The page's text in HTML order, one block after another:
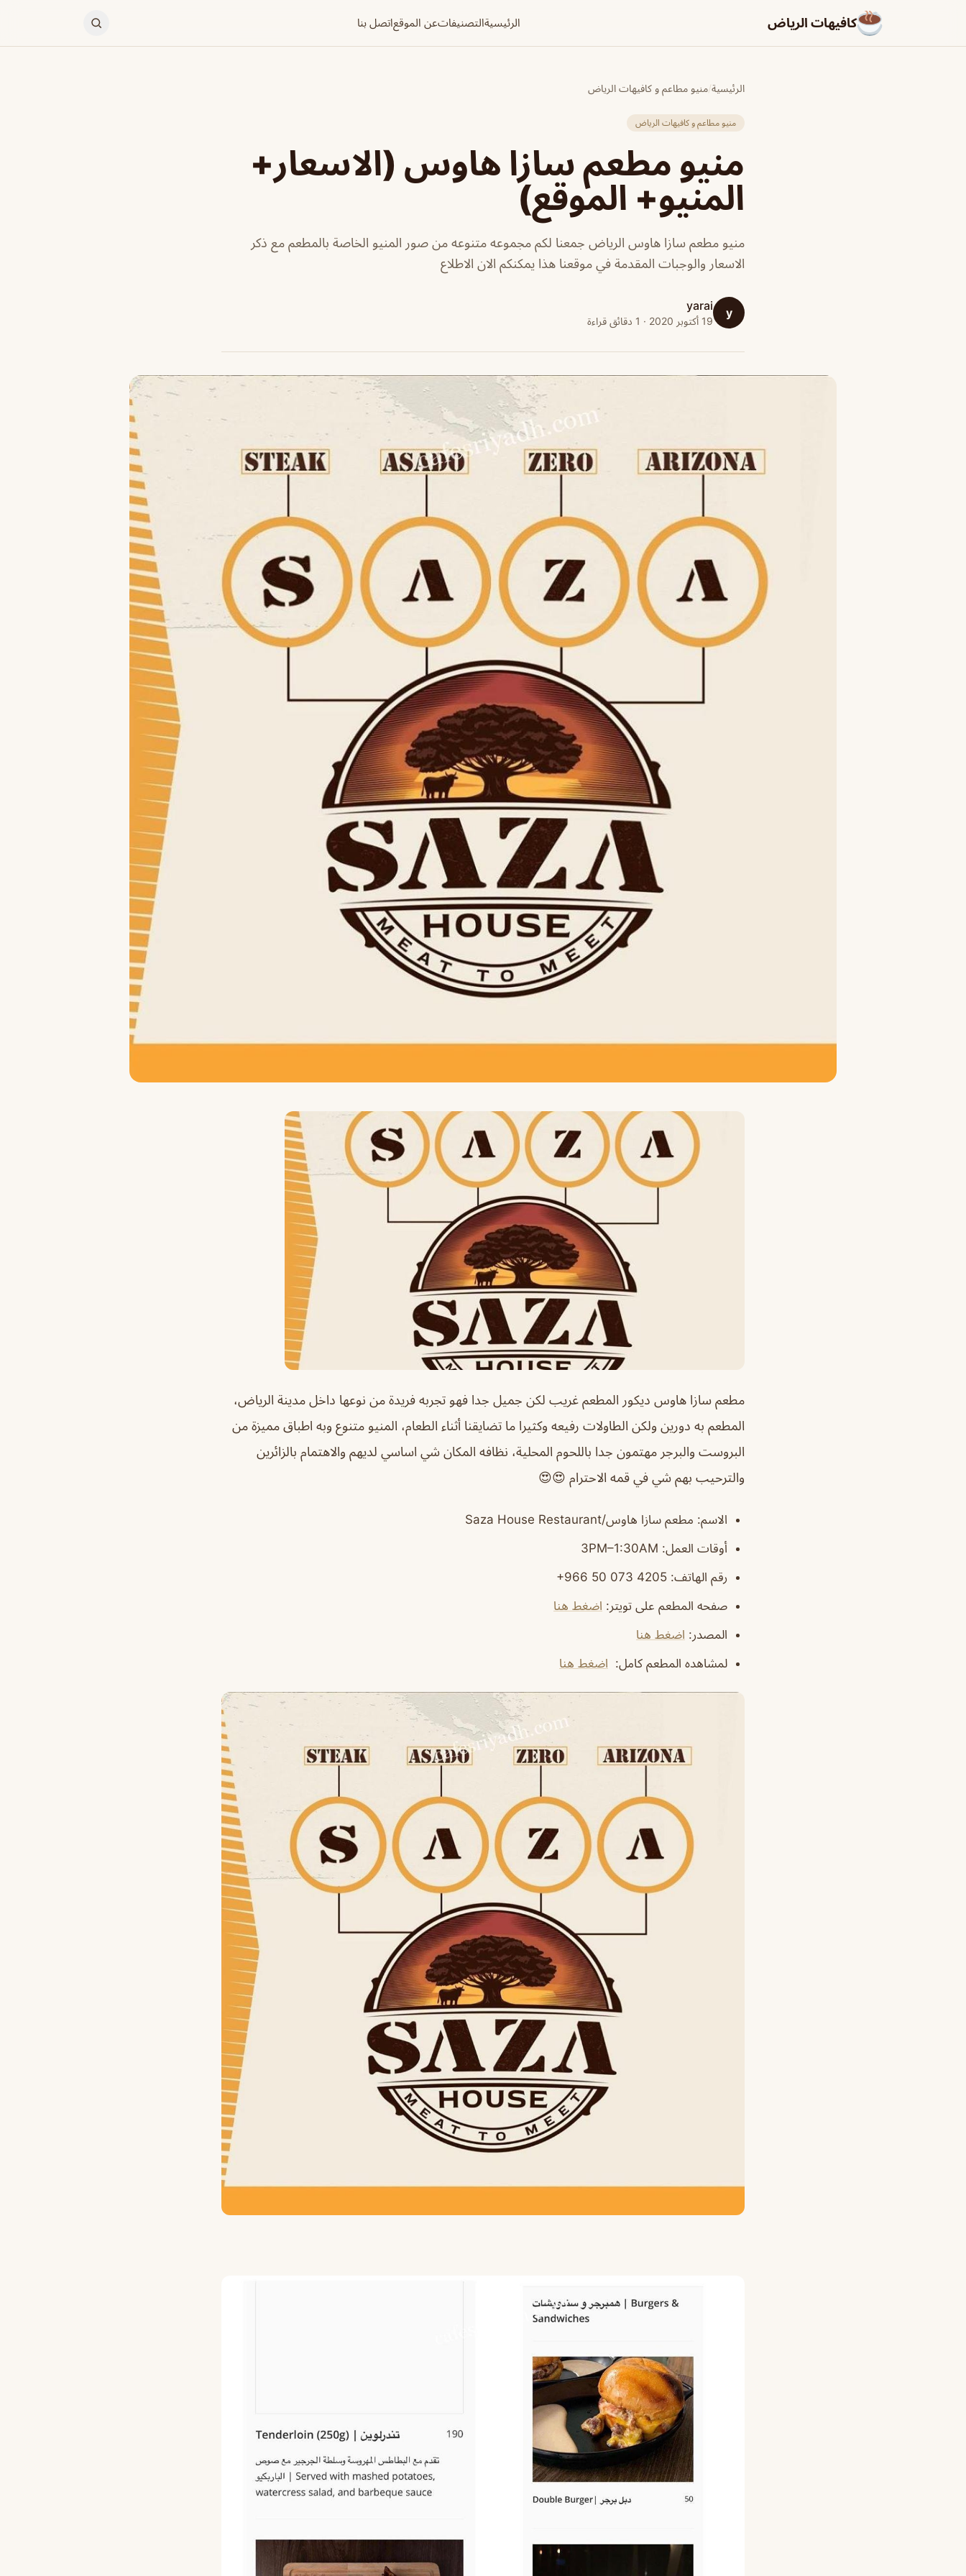
كافيهات الرياض الرئيسيةالتصنيفاتعن الموقعاتصل بنا
الرئيسية/منيو مطاعم و كافيهات الرياض
منيو مطاعم و كافيهات الرياض
منيو مطعم سازا هاوس (الاسعار+
المنيو+ الموقع)
منيو مطعم سازا هاوس الرياض جمعنا لكم مجموعه متنوعه من صور المنيو الخاصة بالمطعم مع ذكر
الاسعار والوجبات المقدمة في موقعنا هذا يمكنكم الان الاطلاع
y
yarai
19 أكتوبر 2020 · 1 دقائق قراءة
مطعم سازا هاوس ديكور المطعم غريب لكن جميل جدا فهو تجربه فريدة من نوعها داخل مدينة الرياض،
المطعم به دورين ولكن الطاولات رفيعه وكثيرا ما تضايقنا أثناء الطعام، المنيو متنوع وبه اطباق مميزة من
البروست والبرجر مهتمون جدا باللحوم المحلية، نظافه المكان شي اساسي لديهم والاهتمام بالزائرين
والترحيب بهم شي في قمه الاحترام 😍😍
الاسم: مطعم سازا هاوس/Saza House Restaurant
أوقات العمل: 3PM–1:30AM
رقم الهاتف: ‏‪‏‪‏‪‏‪‏‪‏‪+966 50 073 4205‬‏
صفحه المطعم على تويتر : اضغط هنا
المصدر : اضغط هنا
لمشاهده المطعم كامل: اضغط هنا